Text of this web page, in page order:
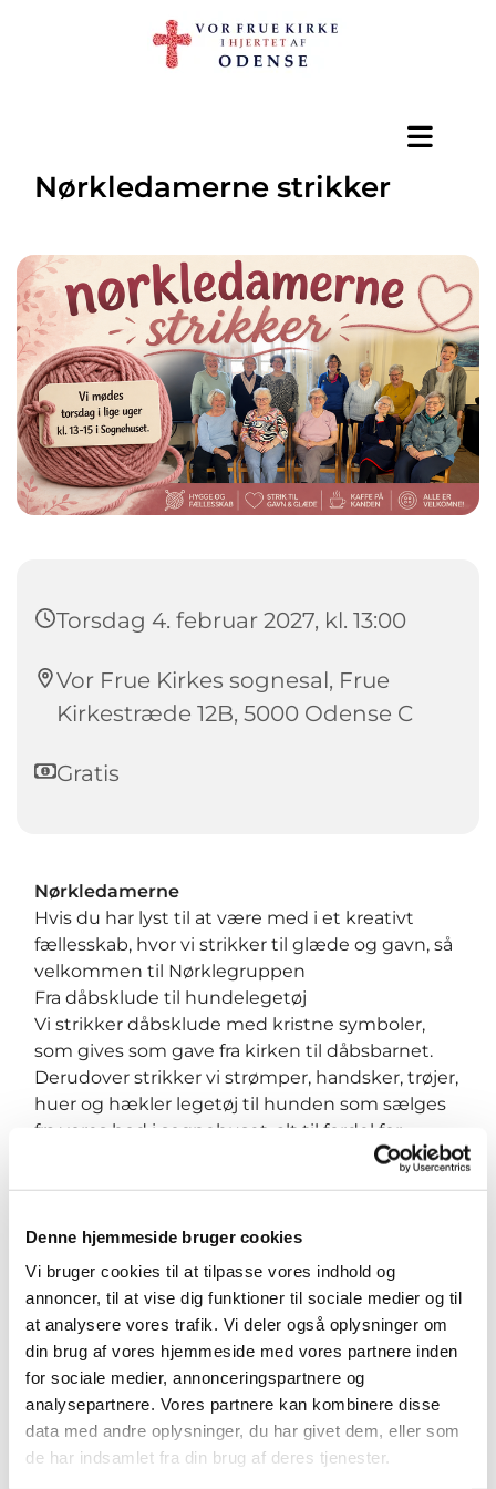
Denne hjemmeside bruger cookies
Vi bruger cookies til at tilpasse vores indhold og
annoncer, til at vise dig funktioner til sociale medier og til
at analysere vores trafik. Vi deler også oplysninger om
din brug af vores hjemmeside med vores partnere inden
for sociale medier, annonceringspartnere og
analysepartnere. Vores partnere kan kombinere disse
data med andre oplysninger, du har givet dem, eller som
de har indsamlet fra din brug af deres tjenester.
Nørkledamerne strikker
Torsdag 4. februar 2027, kl. 13:00
Vor Frue Kirkes sognesal, Frue
Kirkestræde 12B, 5000 Odense C
Gratis
Nørkledamerne
Hvis du har lyst til at være med i et kreativt
fællesskab, hvor vi strikker til glæde og gavn, så
velkommen til Nørklegruppen
Fra dåbsklude til hundelegetøj
Vi strikker dåbsklude med kristne symboler,
som gives som gave fra kirken til dåbsbarnet.
Derudover strikker vi strømper, handsker, trøjer,
huer og hækler legetøj til hunden som sælges
fra vores bod i sognehuset, alt til fordel for
Vi strikker små bamser til Anæstesiologisk
afdeling på OUH. Bamserne gives til børn op til 5
år, og er med til at berolige dem, før de bliver
lagt i narkose.
Også for herrer
Navnet til trods er herrer naturligvis også meget
velkomne i Nørkledamegruppen.
Kaffe og te samt garn sørger kirken for, men
medbring selv dine pinde og evt. lidt sødt til